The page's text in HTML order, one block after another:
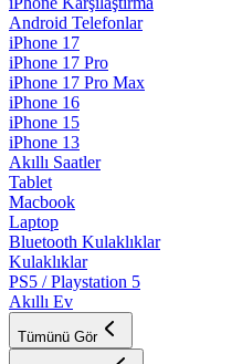
Android Telefonlar
iPhone 17
iPhone 17 Pro
iPhone 17 Pro Max
iPhone 16
iPhone 15
iPhone 13
Akıllı Saatler
Tablet
Macbook
Laptop
Bluetooth Kulaklıklar
Kulaklıklar
PS5 / Playstation 5
Akıllı Ev
Tümünü Gör